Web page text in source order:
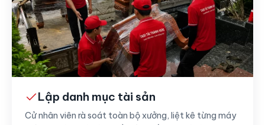
Lập danh mục tài sản
Cử nhân viên rà soát toàn bộ xưởng, liệt kê từng máy